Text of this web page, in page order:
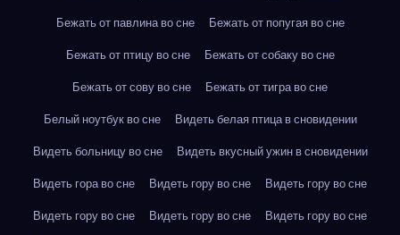
Бежать от павлина во сне
Бежать от попугая во сне
Бежать от птицу во сне
Бежать от собаку во сне
Бежать от сову во сне
Бежать от тигра во сне
Белый ноутбук во сне
Видеть белая птица в сновидении
Видеть больницу во сне
Видеть вкусный ужин в сновидении
Видеть гора во сне
Видеть гору во сне
Видеть гору во сне
Видеть гору во сне
Видеть гору во сне
Видеть гору во сне